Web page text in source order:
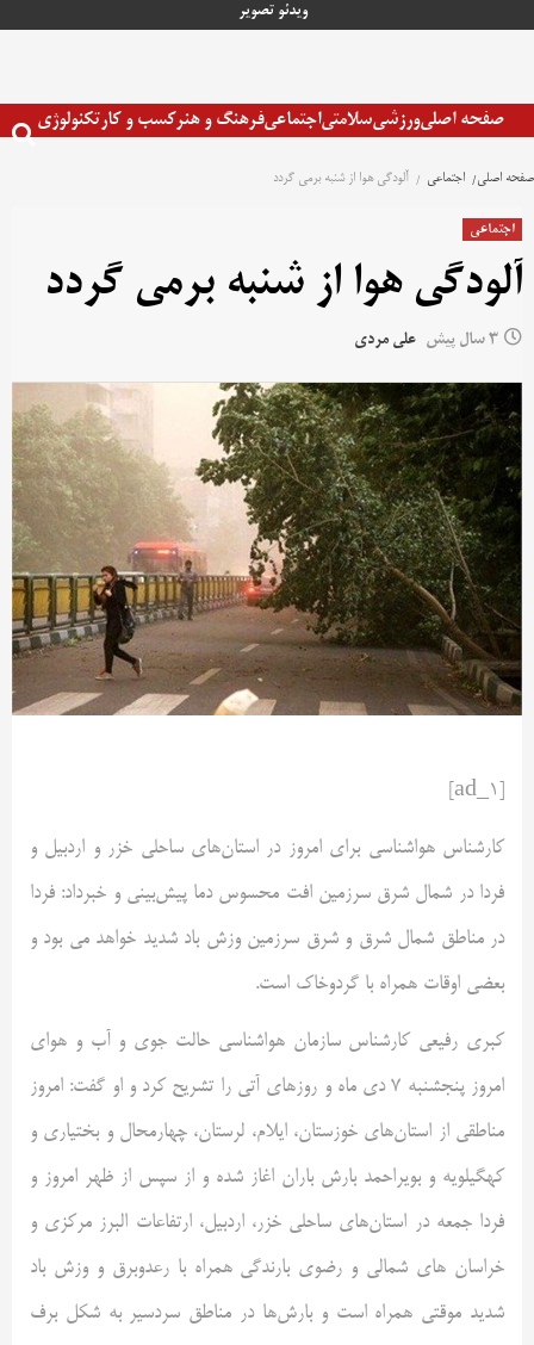
ویدئو تصویر
صفحه اصلیورزشیسلامتیاجتماعیفرهنگ و هنرکسب و کارتکنولوژی
صفحه اصلی اجتماعی آلودگی هوا از شنبه برمی گردد
اجتماعی
آلودگی هوا از شنبه برمی گردد
3 سال پیش علی مردی
کارشناس هواشناسی برای امروز در استان‌های ساحلی خزر و اردبیل و
فردا در شمال شرق سرزمین افت محسوس دما پیش‌بینی و خبرداد: فردا
در مناطق شمال شرق و شرق سرزمین وزش باد شدید خواهد می بود و
بعضی اوقات همراه با گردوخاک است.
کبری رفیعی کارشناس سازمان هواشناسی حالت جوی و آب و هوای
امروز پنجشنبه 7 دی ماه و روزهای آتی را تشریح کرد و او گفت: امروز
مناطقی از استان‌های خوزستان، ایلام، لرستان، چهارمحال و بختیاری و
کهگیلویه و بویراحمد بارش باران اغاز شده و از سپس از ظهر امروز و
فردا جمعه در استان‌های ساحلی خزر، اردبیل، ارتفاعات البرز مرکزی و
خراسان های شمالی و رضوی بارندگی همراه با رعدوبرق و وزش باد
شدید موقتی همراه است و بارش‌ها در مناطق سردسیر به شکل برف